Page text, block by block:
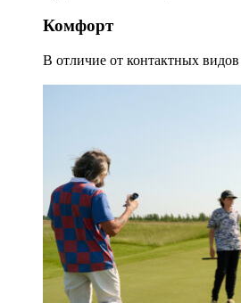
Комфорт
В отличие от контактных